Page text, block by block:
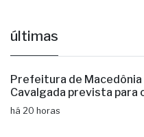
últimas
Prefeitura de Macedônia
Cavalgada prevista para
há 20 horas